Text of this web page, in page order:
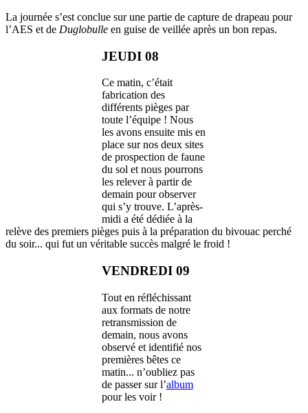
La journée s’est conclue sur une partie de capture de drapeau pour
l’AES et de Duglobulle en guise de veillée après un bon repas.
JEUDI 08
Ce matin, c’était
fabrication des
différents pièges par
toute l’équipe ! Nous
les avons ensuite mis en
place sur nos deux sites
de prospection de faune
du sol et nous pourrons
les relever à partir de
demain pour observer
qui s’y trouve. L’après-
midi a été dédiée à la
relève des premiers pièges puis à la préparation du bivouac perché
du soir... qui fut un véritable succès malgré le froid !
VENDREDI 09
Tout en réfléchissant
aux formats de notre
retransmission de
demain, nous avons
observé et identifié nos
premières bêtes ce
matin... n’oubliez pas
de passer sur l’album
pour les voir !